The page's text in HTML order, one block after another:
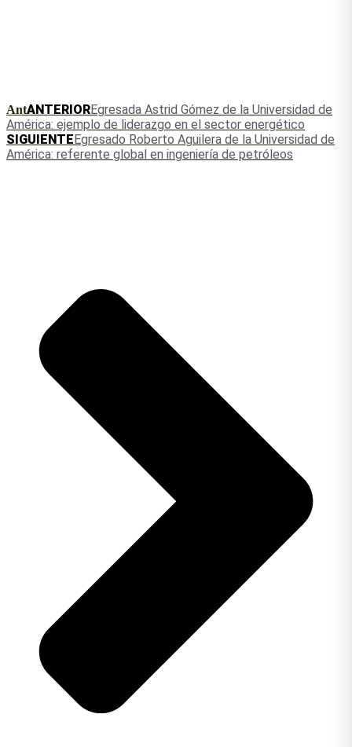
AntANTERIOREgresada Astrid Gómez de la Universidad de
América: ejemplo de liderazgo en el sector energético
SIGUIENTEEgresado Roberto Aguilera de la Universidad de
América: referente global en ingeniería de petróleos